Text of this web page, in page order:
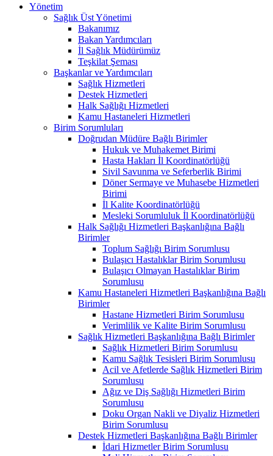
Yönetim
Sağlık Üst Yönetimi
Bakanımız
Bakan Yardımcıları
İl Sağlık Müdürümüz
Teşkilat Şeması
Başkanlar ve Yardımcıları
Sağlık Hizmetleri
Destek Hizmetleri
Halk Sağlığı Hizmetleri
Kamu Hastaneleri Hizmetleri
Birim Sorumluları
Doğrudan Müdüre Bağlı Birimler
Hukuk ve Muhakemet Birimi
Hasta Hakları İl Koordinatörlüğü
Sivil Savunma ve Seferberlik Birimi
Döner Sermaye ve Muhasebe Hizmetleri
Birimi
İl Kalite Koordinatörlüğü
Mesleki Sorumluluk İl Koordinatörlüğü
Halk Sağlığı Hizmetleri Başkanlığına Bağlı
Birimler
Toplum Sağlığı Birim Sorumlusu
Bulaşıcı Hastalıklar Birim Sorumlusu
Bulaşıcı Olmayan Hastalıklar Birim
Sorumlusu
Kamu Hastaneleri Hizmetleri Başkanlığına Bağlı
Birimler
Hastane Hizmetleri Birim Sorumlusu
Verimlilik ve Kalite Birim Sorumlusu
Sağlık Hizmetleri Başkanlığına Bağlı Birimler
Sağlık Hizmetleri Birim Sorumlusu
Kamu Sağlık Tesisleri Birim Sorumlusu
Acil ve Afetlerde Sağlık Hizmetleri Birim
Sorumlusu
Ağız ve Diş Sağlığı Hizmetleri Birim
Sorumlusu
Doku Organ Nakli ve Diyaliz Hizmetleri
Birim Sorumlusu
Destek Hizmetleri Başkanlığına Bağlı Birimler
İdari Hizmetler Birim Sorumlusu